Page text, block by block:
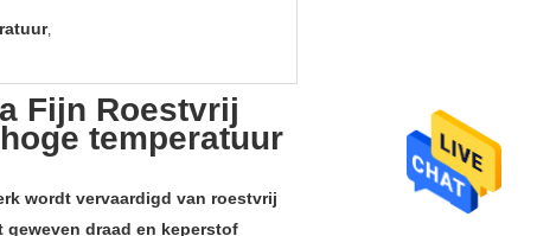
,
Fijn Roestvrij
temperatuur
wordt vervaardigd van roestvrij
draad en keperstof